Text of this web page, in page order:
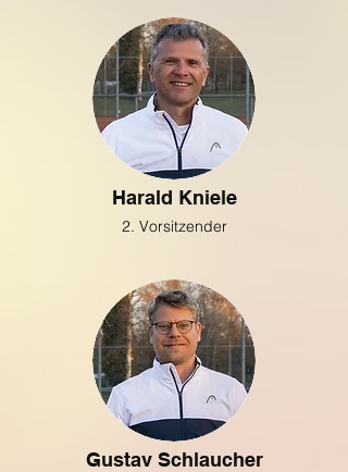
Harald Kniele
2. Vorsitzender
Gustav Schlaucher